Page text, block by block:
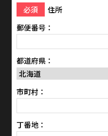
必須
住所
郵便番号：
都道府県：
市町村：
丁番地：